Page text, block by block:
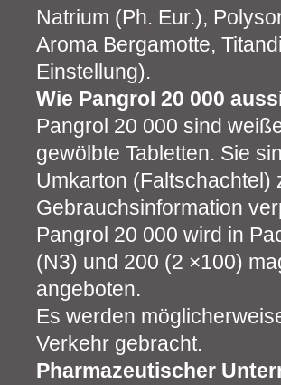
Natrium (Ph. Eur.),
Aroma Bergamotte,
Einstellung).
Wie Pangrol 20 000
Pangrol 20 000 sind
gewölbte Tabletten. Sie
Umkarton (Faltschachtel)
Gebrauchsinformation
Pangrol 20 000 wird in
(N3) und 200 (2 ×100)
angeboten.
Es werden
Verkehr gebracht.
Pharmazeutischer